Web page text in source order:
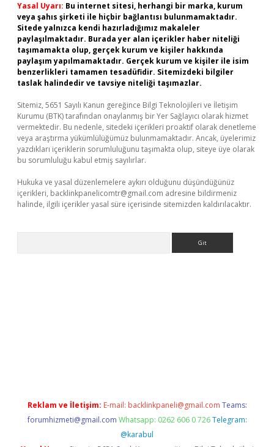
Yasal Uyarı: Bu internet sitesi, herhangi bir marka, kurum
veya şahıs şirketi ile hiçbir bağlantısı bulunmamaktadır.
Sitede yalnızca kendi hazırladığımız makaleler
paylaşılmaktadır. Burada yer alan içerikler haber niteliği
taşımamakta olup, gerçek kurum ve kişiler hakkında
paylaşım yapılmamaktadır. Gerçek kurum ve kişiler ile isim
benzerlikleri tamamen tesadüfidir. Sitemizdeki bilgiler
taslak halindedir ve tavsiye niteliği taşımazlar.
Sitemiz, 5651 Sayılı Kanun gereğince Bilgi Teknolojileri ve İletişim
Kurumu (BTK) tarafından onaylanmış bir Yer Sağlayıcı olarak hizmet
vermektedir. Bu nedenle, sitedeki içerikleri proaktif olarak denetleme
veya araştırma yükümlülüğümüz bulunmamaktadır. Ancak, üyelerimiz
yazdıkları içeriklerin sorumluluğunu taşımakta olup, siteye üye olarak
bu sorumluluğu kabul etmiş sayılırlar.
Hukuka ve yasal düzenlemelere aykırı olduğunu düşündüğünüz
içerikleri, backlinkpanelicomtr@gmail.com adresine bildirmeniz
halinde, ilgili içerikler yasal süre içerisinde sitemizden kaldırılacaktır.
Reklam ve İletişim: E-mail: backlinkpaneli@gmail.com Teams:
forumhizmeti@gmail.com Whatsapp: 0262 606 0 726 Telegram:
@karabul